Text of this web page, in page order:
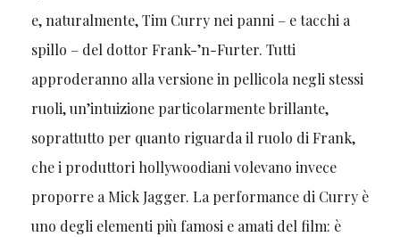
e, naturalmente, Tim Curry nei panni – e tacchi a
spillo – del dottor Frank-’n-Furter. Tutti
approderanno alla versione in pellicola negli stessi
ruoli, un’intuizione particolarmente brillante,
soprattutto per quanto riguarda il ruolo di Frank,
che i produttori hollywoodiani volevano invece
proporre a Mick Jagger. La performance di Curry è
uno degli elementi più famosi e amati del film: è